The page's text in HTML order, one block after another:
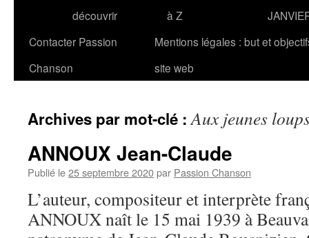
découvrir
à Z
Contacter Passion
Chanson
Mentions légales : but et
site web
Archives par mot-clé :Aux jeunes
ANNOUX Jean-Claude
Publié le25 septembre 2020par Passion Chanson
L’auteur, compositeur et interprète
ANNOUX naît le 15 mai 1939 à